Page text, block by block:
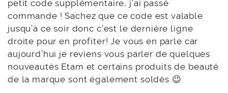
petit code supplémentaire, j’ai passé
commande ! Sachez que ce code est valable
jusqu’à ce soir donc c’est le dernière ligne
droite pour en profiter! Je vous en parle car
aujourd’hui je reviens vous parler de quelques
nouveautés Etam et certains produits de beauté
de la marque sont également soldés 😉